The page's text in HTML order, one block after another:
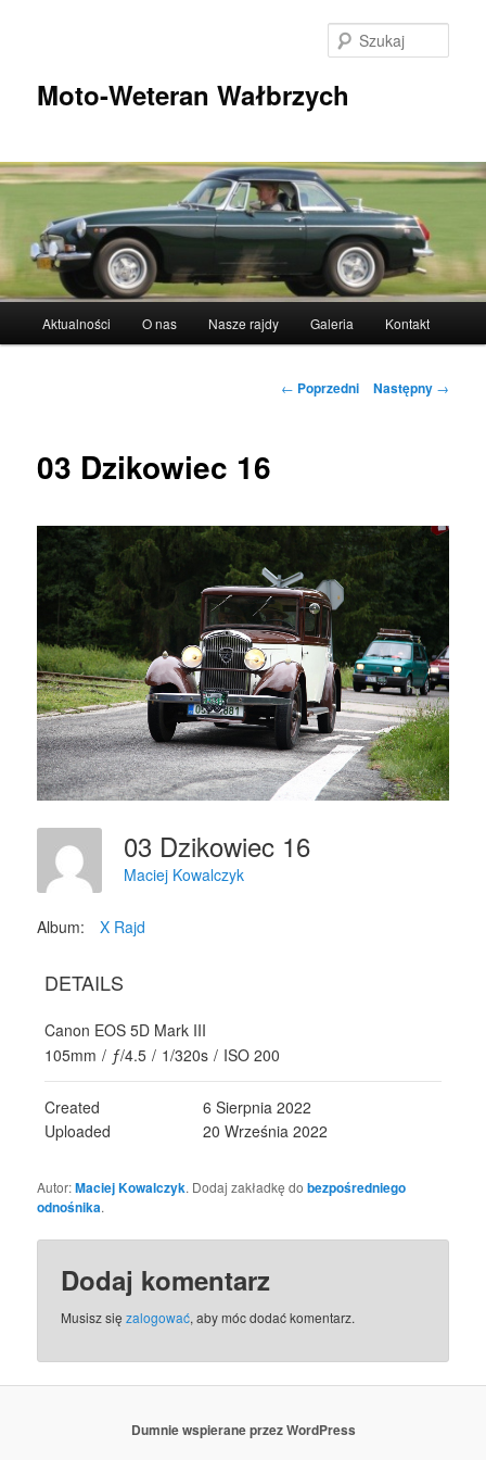
Moto-Weteran Wałbrzych
Aktualności O nas Nasze rajdy Galeria Kontakt
Nawigacja
← Poprzedni Następny →
03 Dzikowiec 16
03 Dzikowiec 16
Maciej Kowalczyk
Album: X Rajd
DETAILS
Canon EOS 5D Mark III
105mm / ƒ/4.5 / 1/320s / ISO 200
Created
6 Sierpnia 2022
Uploaded
20 Września 2022
Autor:Maciej Kowalczyk. Dodaj zakładkę dobezpośredniego
odnośnika.
Dodaj komentarz
Musisz sięzalogować, aby móc dodać komentarz.
Dumnie wspierane przez WordPress